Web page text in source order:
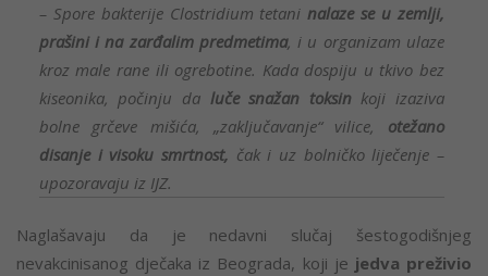
– Spore bakterije Clostridium tetani nalaze se u zemlji,
prašini i na zarđalim predmetima, i u organizam ulaze
kroz male rane ili ogrebotine. Kada dospiju u tkivo bez
kiseonika, počinju da luče snažan toksin koji izaziva
bolne grčeve mišića, „zaključavanje“ vilice, otežano
disanje i visoku smrtnost, čak i uz bolničko liječenje –
upozoravaju iz IJZ.
Naglašavaju da je nedavni slučaj šestogodišnjeg
nevakcinisanog dječaka iz Beograda, koji je jedva preživio